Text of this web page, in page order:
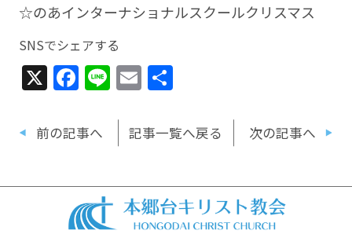
☆のあインターナショナルスクールクリスマス
SNSでシェアする
X Facebook
LineEmail
共
前の記事へ 記事一覧へ戻る 次の記事へ